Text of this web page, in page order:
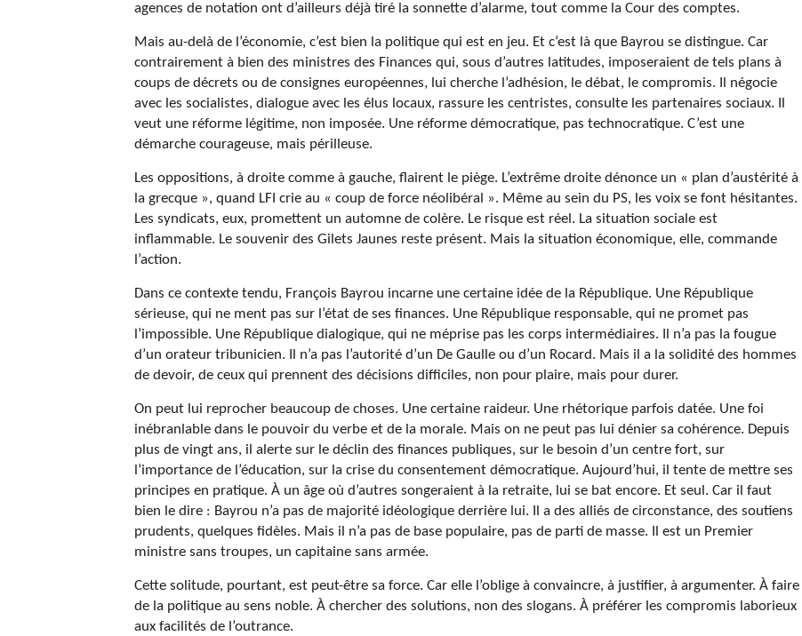
agences de notation ont d’ailleurs déjà tiré la sonnette d’alarme, tout comme la Cour des comptes.
Mais au-delà de l’économie, c’est bien la politique qui est en jeu. Et c’est là que Bayrou se distingue. Car
contrairement à bien des ministres des Finances qui, sous d’autres latitudes, imposeraient de tels plans à
coups de décrets ou de consignes européennes, lui cherche l’adhésion, le débat, le compromis. Il négocie
avec les socialistes, dialogue avec les élus locaux, rassure les centristes, consulte les partenaires sociaux. Il
veut une réforme légitime, non imposée. Une réforme démocratique, pas technocratique. C’est une
démarche courageuse, mais périlleuse.
Les oppositions, à droite comme à gauche, flairent le piège. L’extrême droite dénonce un « plan d’austérité à
la grecque », quand LFI crie au « coup de force néolibéral ». Même au sein du PS, les voix se font hésitantes.
Les syndicats, eux, promettent un automne de colère. Le risque est réel. La situation sociale est
inflammable. Le souvenir des Gilets Jaunes reste présent. Mais la situation économique, elle, commande
l’action.
Dans ce contexte tendu, François Bayrou incarne une certaine idée de la République. Une République
sérieuse, qui ne ment pas sur l’état de ses finances. Une République responsable, qui ne promet pas
l’impossible. Une République dialogique, qui ne méprise pas les corps intermédiaires. Il n’a pas la fougue
d’un orateur tribunicien. Il n’a pas l’autorité d’un De Gaulle ou d’un Rocard. Mais il a la solidité des hommes
de devoir, de ceux qui prennent des décisions difficiles, non pour plaire, mais pour durer.
On peut lui reprocher beaucoup de choses. Une certaine raideur. Une rhétorique parfois datée. Une foi
inébranlable dans le pouvoir du verbe et de la morale. Mais on ne peut pas lui dénier sa cohérence. Depuis
plus de vingt ans, il alerte sur le déclin des finances publiques, sur le besoin d’un centre fort, sur
l’importance de l’éducation, sur la crise du consentement démocratique. Aujourd’hui, il tente de mettre ses
principes en pratique. À un âge où d’autres songeraient à la retraite, lui se bat encore. Et seul. Car il faut
bien le dire : Bayrou n’a pas de majorité idéologique derrière lui. Il a des alliés de circonstance, des soutiens
prudents, quelques fidèles. Mais il n’a pas de base populaire, pas de parti de masse. Il est un Premier
ministre sans troupes, un capitaine sans armée.
Cette solitude, pourtant, est peut-être sa force. Car elle l’oblige à convaincre, à justifier, à argumenter. À faire
de la politique au sens noble. À chercher des solutions, non des slogans. À préférer les compromis laborieux
aux facilités de l’outrance.